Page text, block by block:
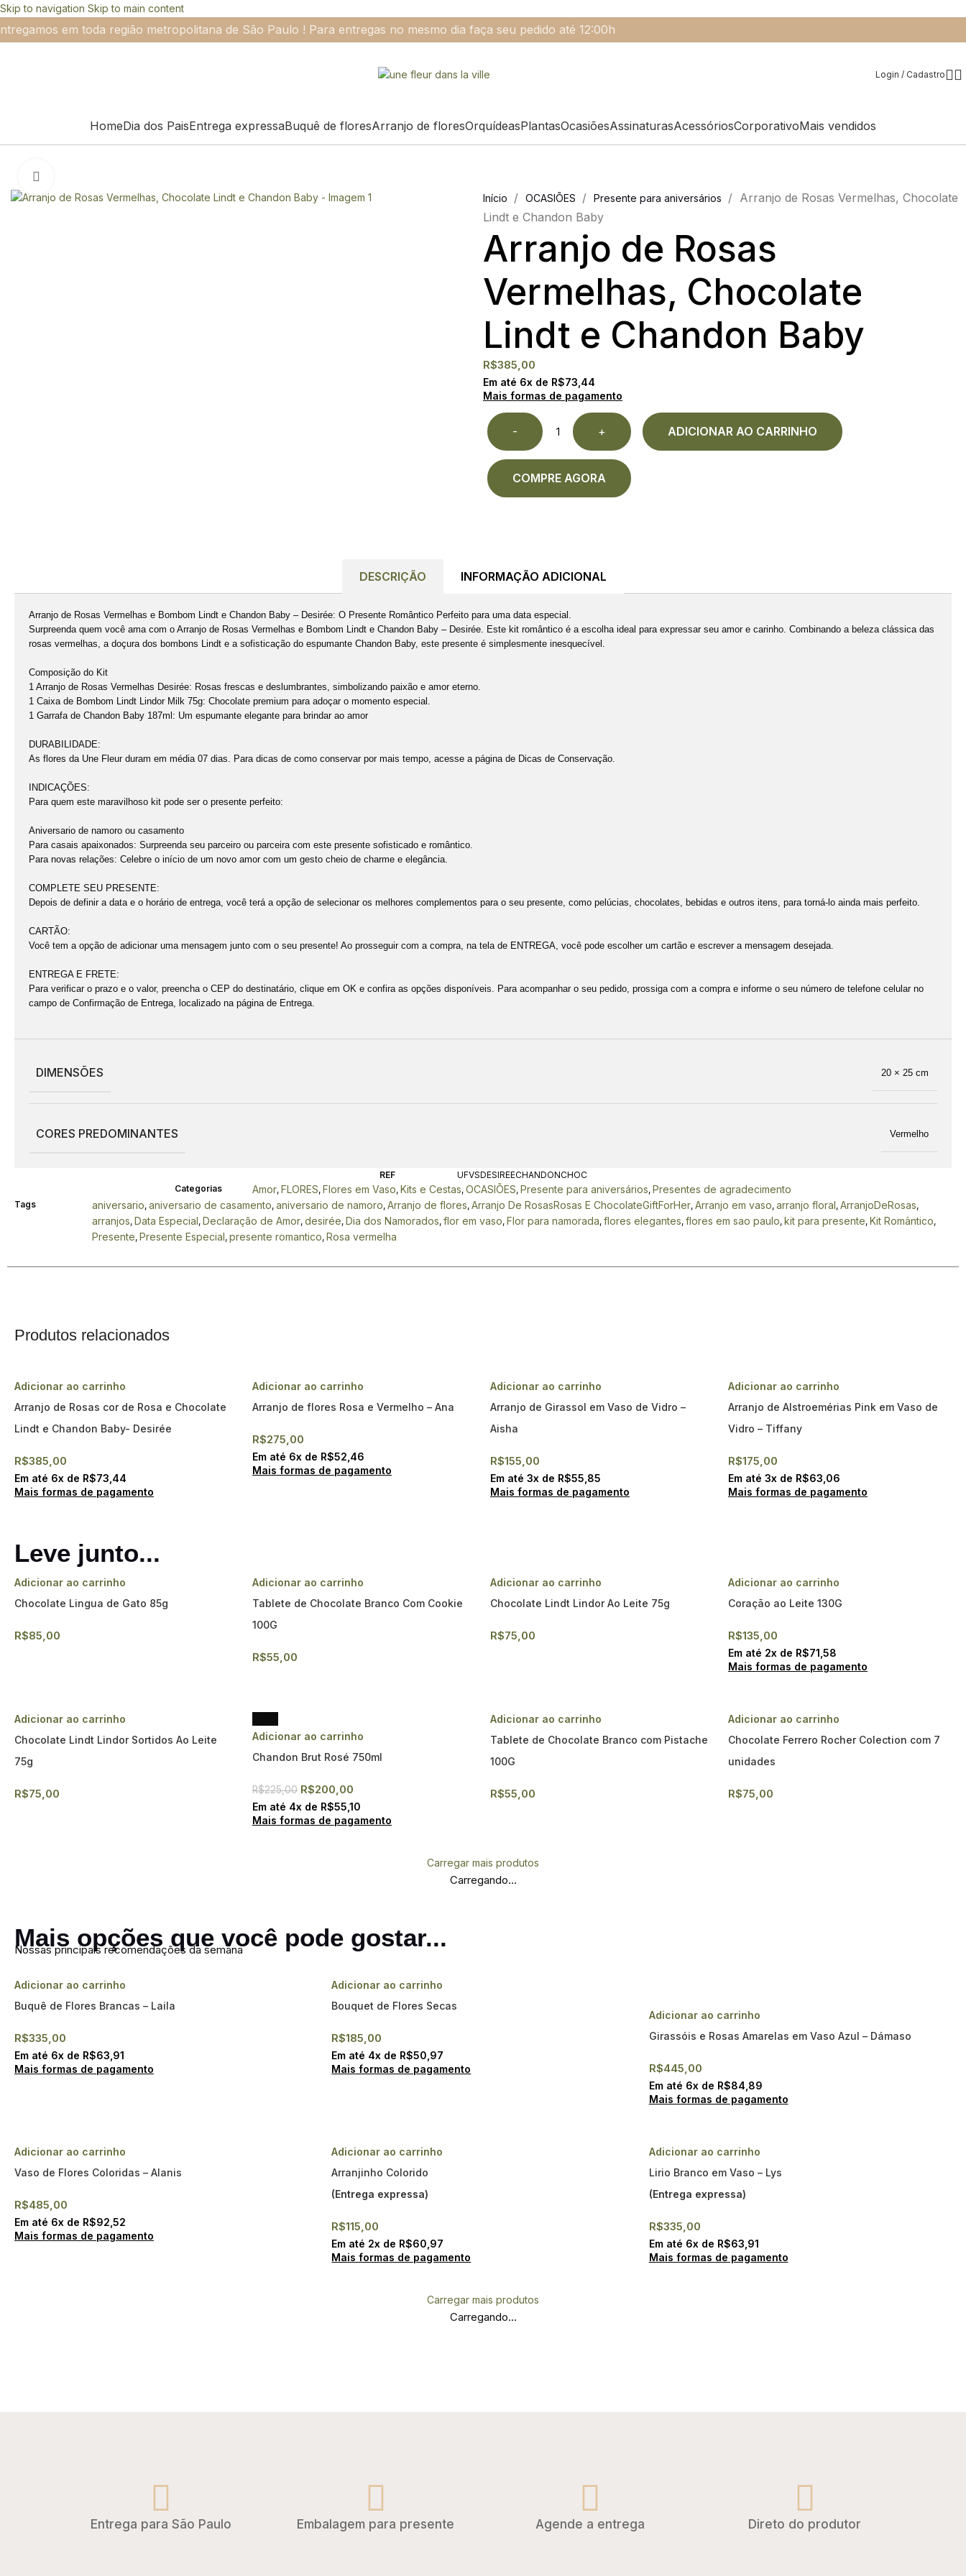
Skip to navigation Skip to main content
em toda região metropolitana de São Paulo ! Para entregas no mesmo dia faça seu pedido até 12:00h
Login / Cadastro
HomeDia dos PaisEntrega expressaBuquê de floresArranjo de floresOrquídeasPlantasOcasiõesAssinaturasAcessóriosCorporativoMais vendidos
Início / OCASIÕES / Presente para aniversários / Arranjo de Rosas Vermelhas, Chocolate
Lindt e Chandon Baby
Arranjo de Rosas
Vermelhas, Chocolate
Lindt e Chandon Baby
R$385,00
Em até 6x de R$73,44
Mais formas de pagamento
- + ADICIONAR AO CARRINHO
COMPRE AGORA
Produtos relacionados
Adicionar ao carrinho
Arranjo de Rosas cor de Rosa e Chocolate
Lindt e Chandon Baby- Desirée
R$385,00
Em até 6x de R$73,44
Mais formas de pagamento
Adicionar ao carrinho
Arranjo de flores Rosa e Vermelho – Ana
R$275,00
Em até 6x de R$52,46
Mais formas de pagamento
Adicionar ao carrinho
Arranjo de Girassol em Vaso de Vidro –
Aisha
R$155,00
Em até 3x de R$55,85
Mais formas de pagamento
Adicionar ao carrinho
Arranjo de Alstroemérias Pink em Vaso de
Vidro – Tiffany
R$175,00
Em até 3x de R$63,06
Mais formas de pagamento
Leve junto...
Adicionar ao carrinho
Chocolate Lingua de Gato 85g
R$85,00
Adicionar ao carrinho
Tablete de Chocolate Branco Com Cookie
100G
R$55,00
Adicionar ao carrinho
Chocolate Lindt Lindor Ao Leite 75g
R$75,00
Adicionar ao carrinho
Coração ao Leite 130G
R$135,00
Em até 2x de R$71,58
Mais formas de pagamento
Adicionar ao carrinho
Chocolate Lindt Lindor Sortidos Ao Leite
75g
R$75,00
Adicionar ao carrinho
Chandon Brut Rosé 750ml
R$225,00 R$200,00
Em até 4x de R$55,10
Mais formas de pagamento
Adicionar ao carrinho
Tablete de Chocolate Branco com Pistache
100G
R$55,00
Adicionar ao carrinho
Chocolate Ferrero Rocher Colection com 7
unidades
R$75,00
Carregar mais produtos
Carregando...
Mais opções que você pode gostar...
Nossas principais recomendações da semana
Adicionar ao carrinho
Buquê de Flores Brancas – Laila
R$335,00
Em até 6x de R$63,91
Mais formas de pagamento
Adicionar ao carrinho
Bouquet de Flores Secas
R$185,00
Em até 4x de R$50,97
Mais formas de pagamento
Adicionar ao carrinho
Girassóis e Rosas Amarelas em Vaso Azul – Dámaso
R$445,00
Em até 6x de R$84,89
Mais formas de pagamento
Adicionar ao carrinho
Vaso de Flores Coloridas – Alanis
R$485,00
Em até 6x de R$92,52
Mais formas de pagamento
Adicionar ao carrinho
Arranjinho Colorido
(Entrega expressa)
R$115,00
Em até 2x de R$60,97
Mais formas de pagamento
Adicionar ao carrinho
Lirio Branco em Vaso – Lys
(Entrega expressa)
R$335,00
Em até 6x de R$63,91
Mais formas de pagamento
Carregar mais produtos
Carregando...
DESCRIÇÃO INFORMAÇÃO ADICIONAL
Arranjo de Rosas Vermelhas e Bombom Lindt e Chandon Baby – Desirée: O Presente Romântico Perfeito para uma data especial.
Surpreenda quem você ama com o Arranjo de Rosas Vermelhas e Bombom Lindt e Chandon Baby – Desirée. Este kit romântico é a escolha ideal para expressar seu amor e carinho. Combinando a beleza clássica das
rosas vermelhas, a doçura dos bombons Lindt e a sofisticação do espumante Chandon Baby, este presente é simplesmente inesquecível.
Composição do Kit
1 Arranjo de Rosas Vermelhas Desirée: Rosas frescas e deslumbrantes, simbolizando paixão e amor eterno.
1 Caixa de Bombom Lindt Lindor Milk 75g: Chocolate premium para adoçar o momento especial.
1 Garrafa de Chandon Baby 187ml: Um espumante elegante para brindar ao amor
DURABILIDADE:
As flores da Une Fleur duram em média 07 dias. Para dicas de como conservar por mais tempo, acesse a página de Dicas de Conservação.
INDICAÇÕES:
Para quem este maravilhoso kit pode ser o presente perfeito:
Aniversario de namoro ou casamento
Para casais apaixonados: Surpreenda seu parceiro ou parceira com este presente sofisticado e romântico.
Para novas relações: Celebre o início de um novo amor com um gesto cheio de charme e elegância.
COMPLETE SEU PRESENTE:
Depois de definir a data e o horário de entrega, você terá a opção de selecionar os melhores complementos para o seu presente, como pelúcias, chocolates, bebidas e outros itens, para torná-lo ainda mais perfeito.
CARTÃO:
Você tem a opção de adicionar uma mensagem junto com o seu presente! Ao prosseguir com a compra, na tela de ENTREGA, você pode escolher um cartão e escrever a mensagem desejada.
ENTREGA E FRETE:
Para verificar o prazo e o valor, preencha o CEP do destinatário, clique em OK e confira as opções disponíveis. Para acompanhar o seu pedido, prossiga com a compra e informe o seu número de telefone celular no
campo de Confirmação de Entrega, localizado na página de Entrega.
DIMENSÕES 20 × 25 cm
CORES PREDOMINANTES Vermelho
REF
UFVSDESIREECHANDONCHOC
Categorias
Amor, FLORES, Flores em Vaso, Kits e Cestas, OCASIÕES, Presente para aniversários, Presentes de agradecimento
Tags aniversario, aniversario de casamento, aniversario de namoro, Arranjo de flores, Arranjo De RosasRosas E ChocolateGiftForHer, Arranjo em vaso, arranjo floral, ArranjoDeRosas,
arranjos, Data Especial, Declaração de Amor, desirée, Dia dos Namorados, flor em vaso, Flor para namorada, flores elegantes, flores em sao paulo, kit para presente, Kit Romântico,
Presente, Presente Especial, presente romantico, Rosa vermelha
Entrega para São Paulo Embalagem para presente Agende a entrega Direto do produtor